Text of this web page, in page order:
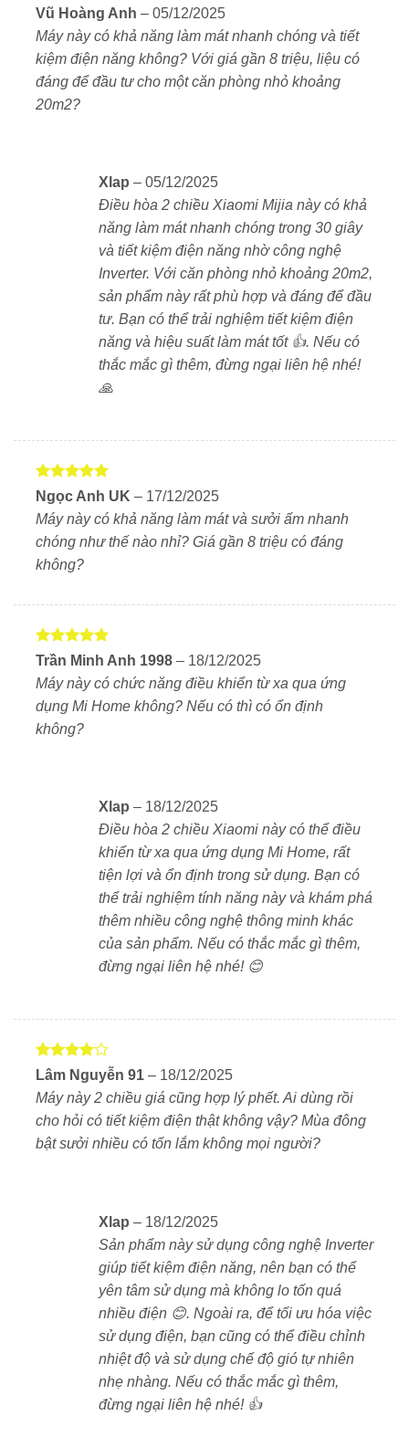
Chức năng kiểm soát nhiệt độ thông minh nhẹ nhàng
bảo vệ sức khỏe, cho phép điều chỉnh nhiệt độ một
cách nhanh chóng.
Thêm vào đó, tính năng kết nối thông minh giúp bạn
dễ dàng kiểm soát và điều chỉnh điều hòa từ xa.
Điều hòa 2 chiều Xiaomi Inverter KFR-35GW/R1X1
với chế độ gió tự nhiên mang đến trải nghiệm gió nhẹ
nhàng, mát mẻ.
Nhờ có thiết kế 14 cánh quạt điều hướng gió với tổng
cộng 602 lỗ tròn nhỏ, chiếc máy lạnh này giúp điều
Đặc điểm nổi bật của Xiaomi Mijia Inverter
KFR-35GW/R1X1
1.Công nghệ Inverter tiết kiệm điện
Giúp giảm tiêu thụ điện năng đáng kể.
2.Khả năng làm lạnh nhanh
Làm lạnh trong 30 giây và sưởi ấm trong 60 giây.
Cảm giác dễ chịu ngay sau khi bật máy.
3.Lưu lượng gió mạnh mẽ
Quạt thổi ngang đường kính lớn giúp luồng không
khí dễ chịu hơn.
Kết nối thông minh qua ứng dụng Mi Home
Điều khiển từ xa thông qua điện thoại.
Hỗ trợ kết nối với hệ sinh thái Xiaomi và trợ lý ảo
trao đổi nhiệt.
Giảm tích tụ vi khuẩn, kéo dài tuổi thọ thiết bị.
Có nên mua Xiaomi Mijia Inverter KFR-
35GW/R1X1 không?
Xiaomi Mijia Inverter KFR-35GW/R1X1
lựa chọn đáng cân nhắc.
Với khả năng làm lạnh nhanh, vận hành êm ái và công
nghệ tiên tiến, sản phẩm này xứng đáng để đầu tư cho
không gian sống hiện đại.
Mua Xiaomi Mijia Inverter KFR-
35GW/R1X1 ở đâu?
Được xếp
sao
Vũ Hoàng Anh – 05/12/2025
Máy này có khả năng làm mát nhanh chóng và tiết
kiệm điện năng không? Với giá gần 8 triệu, liệu có
đáng để đầu tư cho một căn phòng nhỏ khoảng
20m2?
Xlap – 05/12/2025
Điều hòa 2 chiều Xiaomi Mijia này có khả
năng làm mát nhanh chóng trong 30 giây
và tiết kiệm điện năng nhờ công nghệ
Inverter. Với căn phòng nhỏ khoảng 20m2,
sản phẩm này rất phù hợp và đáng để đầu
tư. Bạn có thể trải nghiệm tiết kiệm điện
năng và hiệu suất làm mát tốt 👍. Nếu có
thắc mắc gì thêm, đừng ngại liên hệ nhé!
🙏
Được xếp
hạng
sao
Ngọc Anh UK – 17/12/2025
Máy này có khả năng làm mát và sưởi ấm nhanh
chóng như thế nào nhỉ? Giá gần 8 triệu có đáng
không?
Được xếp
sao
Trần Minh Anh 1998 – 18/12/2025
Máy này có chức năng điều khiển từ xa qua ứng
dụng Mi Home không? Nếu có thì có ổn định
không?
Xlap – 18/12/2025
Điều hòa 2 chiều Xiaomi này có thể điều
khiển từ xa qua ứng dụng Mi Home, rất
tiện lợi và ổn định trong sử dụng. Bạn có
thể trải nghiệm tính năng này và khám phá
thêm nhiều công nghệ thông minh khác
của sản phẩm. Nếu có thắc mắc gì thêm,
đừng ngại liên hệ nhé! 😊
Được
xếp hạng
45 sao
Lâm Nguyễn 91 – 18/12/2025
Máy này 2 chiều giá cũng hợp lý phết. Ai dùng rồi
cho hỏi có tiết kiệm điện thật không vậy? Mùa đông
bật sưởi nhiều có tốn lắm không mọi người?
Xlap – 18/12/2025
Sản phẩm này sử dụng công nghệ Inverter
giúp tiết kiệm điện năng, nên bạn có thể
yên tâm sử dụng mà không lo tốn quá
nhiều điện 😊. Ngoài ra, để tối ưu hóa việc
sử dụng điện, bạn cũng có thể điều chỉnh
nhiệt độ và sử dụng chế độ gió tự nhiên
nhẹ nhàng. Nếu có thắc mắc gì thêm,
đừng ngại liên hệ nhé! 👍